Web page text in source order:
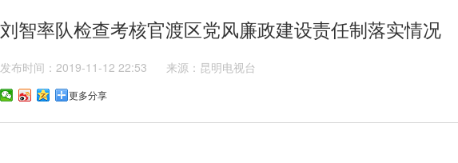
刘智率队检查考核官渡区党风廉政建设责任制落实情况
发布时间：2019-11-12 22:53 来源：昆明电视台
更多分享